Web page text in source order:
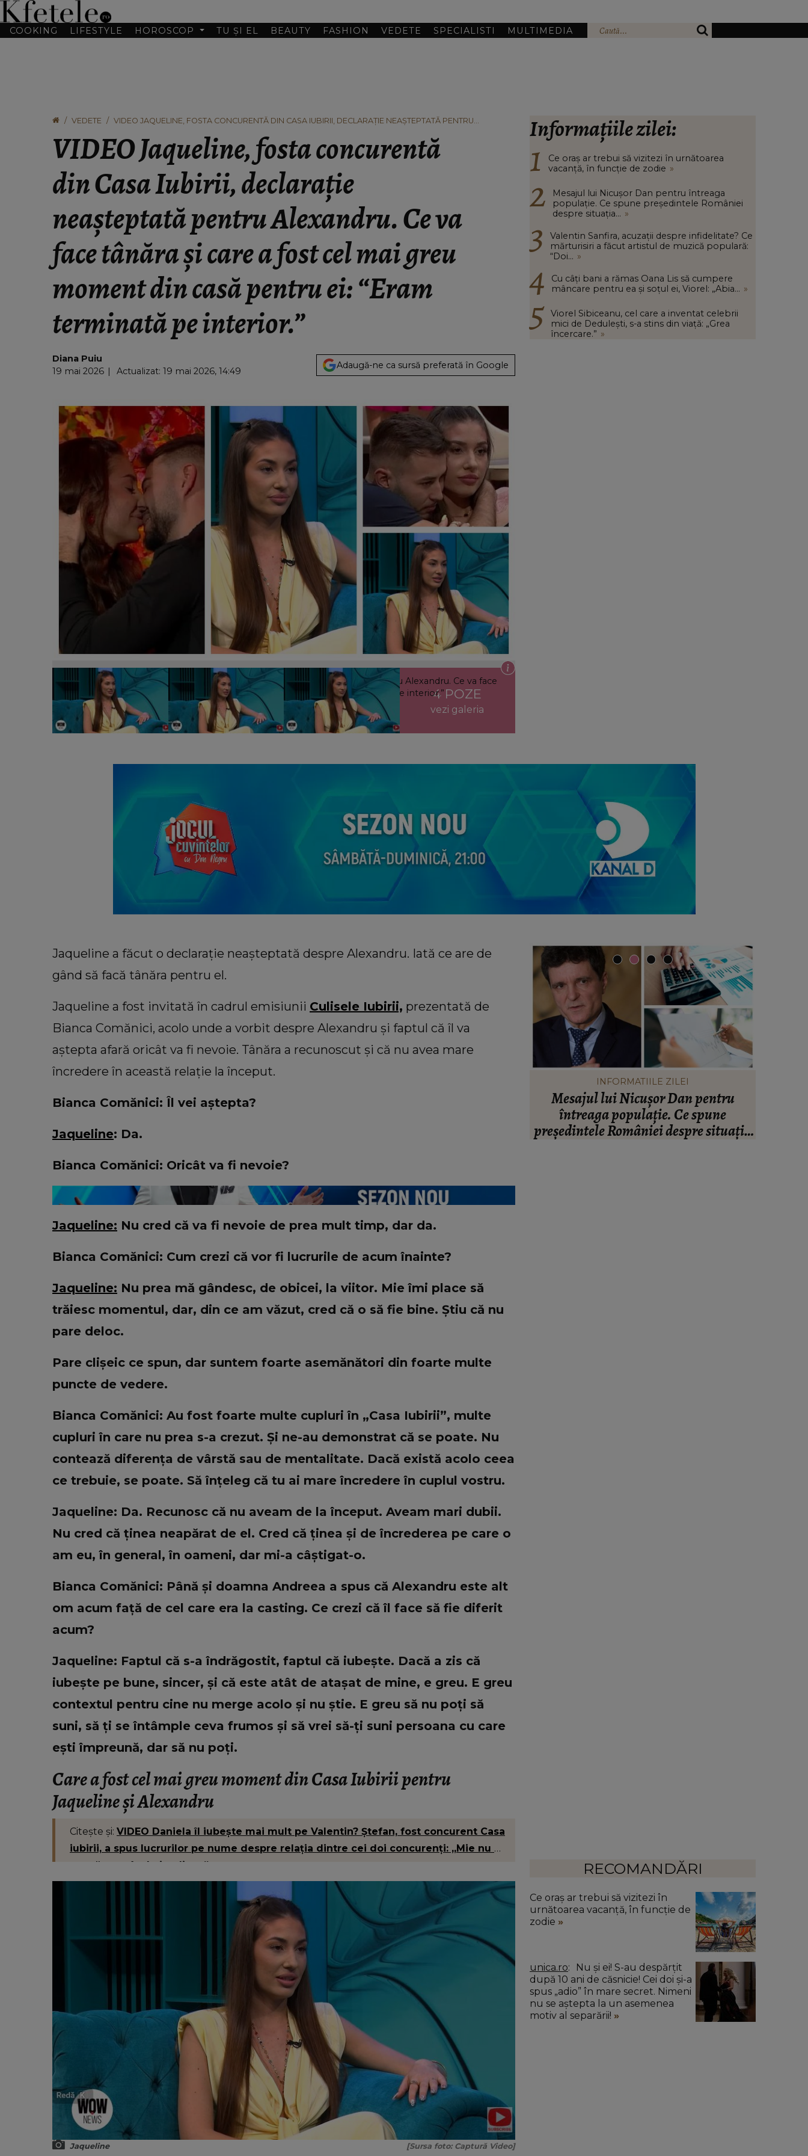
COOKING LIFESTYLE HOROSCOP TU ȘI EL BEAUTY FASHION VEDETE SPECIALISTI MULTIMEDIA
VEDETE
VIDEO JAQUELINE, FOSTA CONCURENTĂ DIN CASA IUBIRII, DECLARAȚIE NEAȘTEPTATĂ PENTRU
TERMINATĂ PE INTERIOR.”
VIDEO Jaqueline, fosta concurentă
din Casa Iubirii, declarație
neașteptată pentru Alexandru. Ce va
face tânăra și care a fost cel mai greu
moment din casă pentru ei: “Eram
terminată pe interior.”
Diana Puiu
19 mai 2026
Actualizat: 19 mai 2026, 14:49
Adaugă-ne ca sursă preferată în Google
VIDEO Jaqueline, fosta concurentă din Casa Iubirii, declarație neașteptată pentru Alexandru. Ce va face
tânăra și care a fost cel mai greu moment din casă pentru ei: “Eram terminată pe interior.”4 POZE
vezi galeria
Informațiile zilei:
Ce oraș ar trebui să vizitezi în urnătoarea
vacanță, în funcție de zodie »
Mesajul lui Nicușor Dan pentru întreaga
populație. Ce spune președintele României
despre situația... »
Valentin Sanfira, acuzații despre infidelitate? Ce
mărturisiri a făcut artistul de muzică populară:
“Doi... »
Cu câți bani a rămas Oana Lis să cumpere
mâncare pentru ea și soțul ei, Viorel: „Abia... »
Viorel Sibiceanu, cel care a inventat celebrii
mici de Dedulești, s-a stins din viață: „Grea
încercare.” »
Jaqueline a făcut o declarație neașteptată despre Alexandru. Iată ce are de
gând să facă tânăra pentru el.
Jaqueline a fost invitată în cadrul emisiunii Culisele Iubirii, prezentată de
Bianca Comănici, acolo unde a vorbit despre Alexandru și faptul că îl va
aștepta afară oricât va fi nevoie. Tânăra a recunoscut și că nu avea mare
încredere în această relație la început.
Bianca Comănici: Îl vei aștepta?
Jaqueline: Da.
Bianca Comănici: Oricât va fi nevoie?
Jaqueline: Nu cred că va fi nevoie de prea mult timp, dar da.
Bianca Comănici: Cum crezi că vor fi lucrurile de acum înainte?
Jaqueline: Nu prea mă gândesc, de obicei, la viitor. Mie îmi place să
trăiesc momentul, dar, din ce am văzut, cred că o să fie bine. Știu că nu
pare deloc.
Pare clișeic ce spun, dar suntem foarte asemănători din foarte multe
puncte de vedere.
Bianca Comănici: Au fost foarte multe cupluri în „Casa Iubirii”, multe
cupluri în care nu prea s-a crezut. Și ne-au demonstrat că se poate. Nu
contează diferența de vârstă sau de mentalitate. Dacă există acolo ceea
ce trebuie, se poate. Să înțeleg că tu ai mare încredere în cuplul vostru.
Jaqueline: Da. Recunosc că nu aveam de la început. Aveam mari dubii.
Nu cred că ținea neapărat de el. Cred că ținea și de încrederea pe care o
am eu, în general, în oameni, dar mi-a câștigat-o.
Bianca Comănici: Până și doamna Andreea a spus că Alexandru este alt
om acum față de cel care era la casting. Ce crezi că îl face să fie diferit
acum?
Jaqueline: Faptul că s-a îndrăgostit, faptul că iubește. Dacă a zis că
iubește pe bune, sincer, și că este atât de atașat de mine, e greu. E greu
contextul pentru cine nu merge acolo și nu știe. E greu să nu poți să
suni, să ți se întâmple ceva frumos și să vrei să-ți suni persoana cu care
ești împreună, dar să nu poți.
Care a fost cel mai greu moment din Casa Iubirii pentru
Jaqueline și Alexandru
Citește și: VIDEO Daniela îl iubește mai mult pe Valentin? Ștefan, fost concurent Casa
iubirii, a spus lucrurilor pe nume despre relația dintre cei doi concurenți: „Mie nu mi
s-a părut atât de implicat.”
Jaqueline [Sursa foto: Captură Video]
VEDETE
Cu câți bani a rămas Oana Lis să
cumpere mâncare pentru ea și soțul ei,
Viorel: „Abia mâine luăm pensia.”
INFORMATIILE ZILEI
Mesajul lui Nicușor Dan pentru
întreaga populație. Ce spune
președintele României despre situația
RECOMANDĂRI
Ce oraș ar trebui să vizitezi în
urnătoarea vacanță, în funcție de
zodie
unica.ro
după 10 ani de căsnicie! Cei doi și-a
spus „adio” în mare secret. Nimeni
nu se aștepta la un asemenea
motiv al separării!